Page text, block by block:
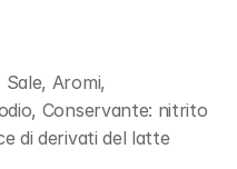
Aromi,
Conservante: nitrito
di derivati del latte